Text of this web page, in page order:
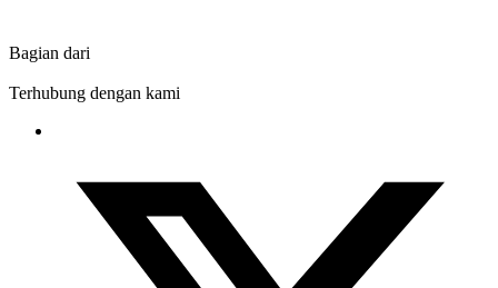
Bagian dari
Terhubung dengan kami